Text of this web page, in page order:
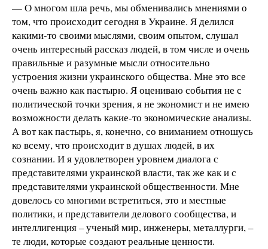
— О многом шла речь, мы обменивались мнениями о
том, что происходит сегодня в Украине. Я делился
какими-то своими мыслями, своим опытом, слушал
очень интересный рассказ людей, в том числе и очень
правильные и разумные мысли относительно
устроения жизни украинского общества. Мне это все
очень важно как пастырю. Я оцениваю события не с
политической точки зрения, я не экономист и не имею
возможности делать какие-то экономические анализы.
А вот как пастырь, я, конечно, со вниманием отношусь
ко всему, что происходит в душах людей, в их
сознании. И я удовлетворен уровнем диалога с
представителями украинской власти, так же как и с
представителями украинской общественности. Мне
довелось со многими встретиться, это и местные
политики, и представители делового сообщества, и
интеллигенция – ученый мир, инженеры, металлурги, –
те люди, которые создают реальные ценности.